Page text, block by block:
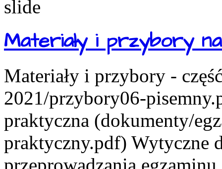
Materiały i przybory
Materiały i przybory -
2021/przybory06-
praktyczna (dokumenty/
praktyczny.pdf) Wytyczne
przeprowadzania egzaminu